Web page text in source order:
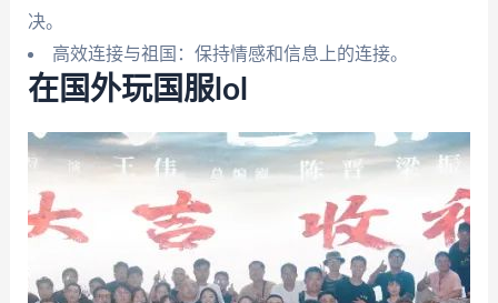
决。
高效连接与祖国：保持情感和信息上的连接。
在国外玩国服lol